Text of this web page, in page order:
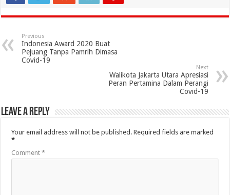
Previous
Indonesia Award 2020 Buat
Pejuang Tanpa Pamrih Dimasa
Covid-19
Next
Walikota Jakarta Utara Apresiasi
Peran Pertamina Dalam Perangi
Covid-19
Leave a Reply
Your email address will not be published. Required fields are marked
*
Comment*